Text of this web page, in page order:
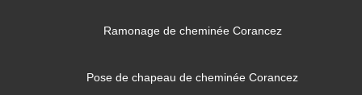
Ramonage de cheminée Corancez
Pose de chapeau de cheminée Corancez